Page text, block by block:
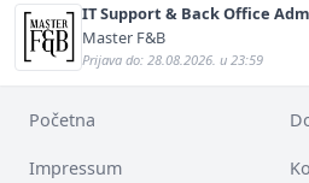
IT Support & Back Office
Master F&B
Prijava do: 28.08.2026. u 23:59
Početna
Impressum